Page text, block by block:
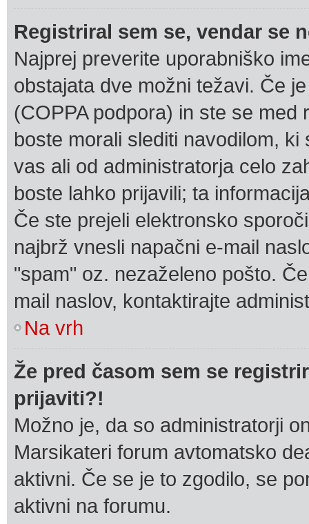
Registriral sem se, vendar se
Najprej preverite uporabniško
obstajata dve možni težavi. Če
(COPPA podpora) in ste se
boste morali slediti navodilom,
vas ali od administratorja celo
boste lahko prijavili; ta
Če ste prejeli elektronsko
najbrž vnesli napačni e-mail
"spam" oz. nezaželeno pošto.
mail naslov, kontaktirajte
Na vrh
Že pred časom sem se
prijaviti?!
Možno je, da so administratorji
Marsikateri forum avtomatsko
aktivni. Če se je to zgodilo, se
aktivni na forumu.